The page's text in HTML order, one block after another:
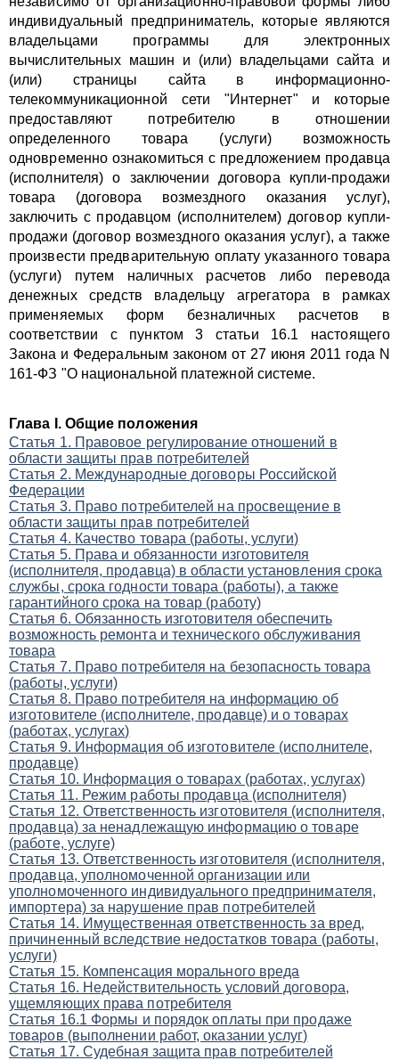
индивидуальный предприниматель, которые являются
владельцами программы для электронных
вычислительных машин и (или) владельцами сайта и
(или) страницы сайта в информационно-
телекоммуникационной сети "Интернет" и которые
предоставляют потребителю в отношении
определенного товара (услуги) возможность
одновременно ознакомиться с предложением продавца
(исполнителя) о заключении договора купли-продажи
товара (договора возмездного оказания услуг),
заключить с продавцом (исполнителем) договор купли-
продажи (договор возмездного оказания услуг), а также
произвести предварительную оплату указанного товара
(услуги) путем наличных расчетов либо перевода
денежных средств владельцу агрегатора в рамках
применяемых форм безналичных расчетов в
соответствии с пунктом 3 статьи 16.1 настоящего
Закона и Федеральным законом от 27 июня 2011 года N
161-ФЗ "О национальной платежной системе.
Глава I. Общие положения
Статья 1. Правовое регулирование отношений в
области защиты прав потребителей
Статья 2. Международные договоры Российской
Федерации
Статья 3. Право потребителей на просвещение в
области защиты прав потребителей
Статья 4. Качество товара (работы, услуги)
Статья 5. Права и обязанности изготовителя
(исполнителя, продавца) в области установления срока
службы, срока годности товара (работы), а также
гарантийного срока на товар (работу)
Статья 6. Обязанность изготовителя обеспечить
возможность ремонта и технического обслуживания
товара
Статья 7. Право потребителя на безопасность товара
(работы, услуги)
Статья 8. Право потребителя на информацию об
изготовителе (исполнителе, продавце) и о товарах
(работах, услугах)
Статья 9. Информация об изготовителе (исполнителе,
продавце)
Статья 10. Информация о товарах (работах, услугах)
Статья 11. Режим работы продавца (исполнителя)
Статья 12. Ответственность изготовителя (исполнителя,
продавца) за ненадлежащую информацию о товаре
(работе, услуге)
Статья 13. Ответственность изготовителя (исполнителя,
продавца, уполномоченной организации или
уполномоченного индивидуального предпринимателя,
импортера) за нарушение прав потребителей
Статья 14. Имущественная ответственность за вред,
причиненный вследствие недостатков товара (работы,
услуги)
Статья 15. Компенсация морального вреда
Статья 16. Недействительность условий договора,
ущемляющих права потребителя
Статья 16.1 Формы и порядок оплаты при продаже
товаров (выполнении работ, оказании услуг)
Статья 17. Судебная защита прав потребителей